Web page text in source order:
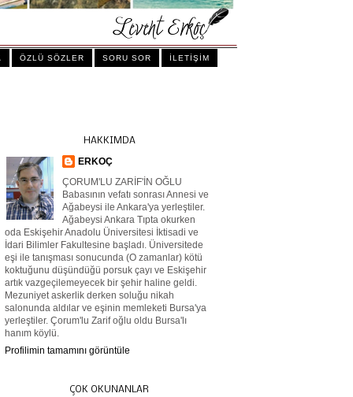
ÖZLÜ SÖZLER SORU SOR İLETİŞİM
HAKKIMDA
ERKOÇ
ÇORUM'LU ZARİF'İN OĞLU
Babasının vefatı sonrası Annesi ve
Ağabeysi ile Ankara'ya yerleştiler.
Ağabeysi Ankara Tıpta okurken
oda Eskişehir Anadolu Üniversitesi İktisadi ve
İdari Bilimler Fakultesine başladı. Üniversitede
eşi ile tanışması sonucunda (O zamanlar) kötü
koktuğunu düşündüğü porsuk çayı ve Eskişehir
artık vazgeçilemeyecek bir şehir haline geldi.
Mezuniyet askerlik derken soluğu nikah
salonunda aldılar ve eşinin memleketi Bursa'ya
yerleştiler. Çorum'lu Zarif oğlu oldu Bursa'lı
hanım köylü.
Profilimin tamamını görüntüle
ÇOK OKUNANLAR